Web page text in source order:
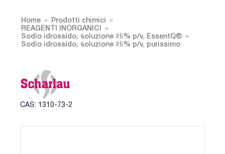
Home
Prodotti chimici
REAGENTI INORGANICI
Sodio idrossido, soluzione 25% p/v, EssentQ®
Sodio idrossido, soluzione 25% p/v, purissimo
CAS: 1310-73-2